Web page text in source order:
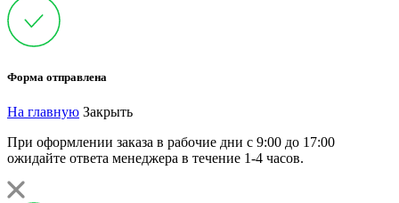
Форма отправлена
На главную Закрыть
При оформлении заказа в рабочие дни с 9:00 до 17:00
ожидайте ответа менеджера в течение 1-4 часов.